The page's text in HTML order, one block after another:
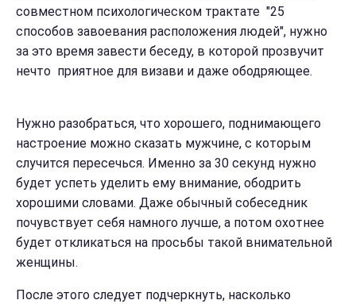
совместном психологическом трактате "25
способов завоевания расположения людей", нужно
за это время завести беседу, в которой прозвучит
нечто приятное для визави и даже ободряющее.
Нужно разобраться, что хорошего, поднимающего
настроение можно сказать мужчине, с которым
случится пересечься. Именно за 30 секунд нужно
будет успеть уделить ему внимание, ободрить
хорошими словами. Даже обычный собеседник
почувствует себя намного лучше, а потом охотнее
будет откликаться на просьбы такой внимательной
женщины.
После этого следует подчеркнуть, насколько